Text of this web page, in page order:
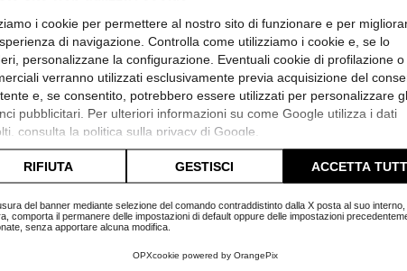
i cookie per permettere al nostro sito di funzionare e per
di navigazione. Controlla come utilizziamo i cookie e, se lo
personalizzane la configurazione. Eventuali cookie di profilazione o
verranno utilizzati esclusivamente previa acquisizione del
e, se consentito, potrebbero essere utilizzati per personalizzare
pubblicitari. Per ulteriori informazioni su come Google utilizza i dati
consulta la politica sulla privacy di Google
l'informativa cookie completa.
RIFIUTA GESTISCI ACCETTA
del banner mediante selezione del comando contraddistinto dalla X posta al suo interno,
comporta il permanere delle impostazioni di default oppure delle impostazioni
senza apportare alcuna modifica.
OPXcookie powered by OrangePix
canale whatsapp
inutili.